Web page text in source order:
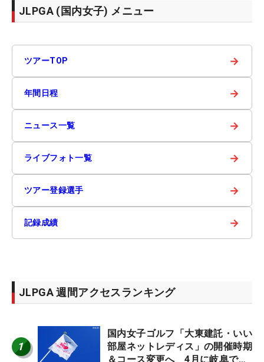
JLPGA (国内女子) メニュー
ツアーTOP →
年間日程 →
ニュース一覧 →
ライブフォト一覧 →
ツアー登録選手 →
記録成績 →
JLPGA 週間アクセスランキング
1
国内女子ゴルフ「大東建託・いい
部屋ネットレディス」の開催時期
＆コース変更へ 4月に岐阜で開